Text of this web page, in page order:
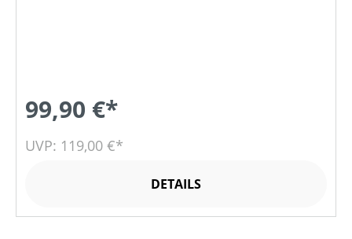
99,90 €*
UVP: 119,00 €*
DETAILS